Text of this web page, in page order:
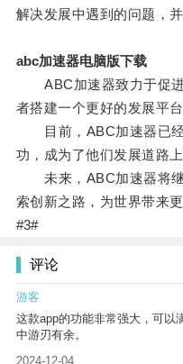
解决发展中遇到的问题，
abc加速器电脑版下载
ABC加速器致力于促进
者搭建一个更好的发展平台
目前，ABC加速器已经
功，成为了他们发展道路上
未来，ABC加速器将继
索创新之路，为世界带来
#3#
评论
游客
这款app的功能非常强大，可以
中游刃有余。
2024-12-04